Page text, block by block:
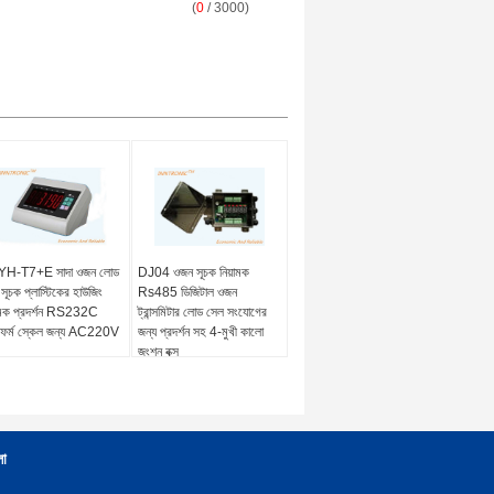
(0 / 3000)
T7+E সাদা ওজন লোড
প্লাস্টিকের হাউজিং
প্রদর্শন RS232C
স্কেল জন্য AC220V
DJ04 ওজন সূচক নিয়ামক
Rs485 ডিজিটাল ওজন
ট্রান্সমিটার লোড সেল সংযোগের
জন্য প্রদর্শন সহ 4-মুখী কালো
জংশন বক্স